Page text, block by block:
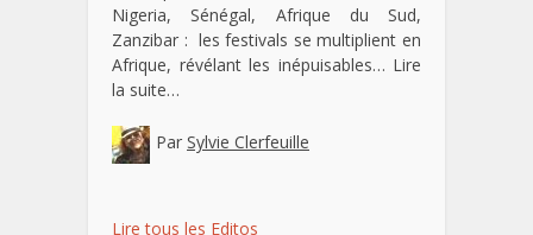
Nigeria, Sénégal, Afrique du Sud,
Zanzibar : les festivals se multiplient en
Afrique, révélant les inépuisables… Lire
la suite…
Par Sylvie Clerfeuille
Lire tous les Editos